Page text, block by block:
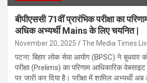
बीपीएससी 71वीं प्रारंभिक परीक्षा का
अधिक अभ्यर्थी Mains के लिए चयनित |
November 20, 2025 The Media
पटना: बिहार लोक सेवा आयोग (BPSC) ने बुधवार
परीक्षा (Prelims) का परिणाम आधिकारिक
पर जारी कर दिया है। परीक्षा में शामिल अभ्यर्थी